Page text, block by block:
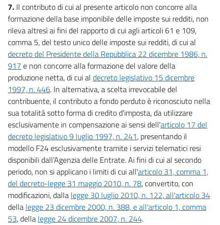
7. Il contributo di cui al presente articolo non concorre alla
formazione della base imponibile delle imposte sui redditi, non
rileva altresì ai fini del rapporto di cui agli articoli 61 e 109,
comma 5, del testo unico delle imposte sui redditi, di cui al
decreto del Presidente della Repubblica 22 dicembre 1986, n.
917 e non concorre alla formazione del valore della
produzione netta, di cui al decreto legislativo 15 dicembre
1997, n. 446. In alternativa, a scelta irrevocabile del
contribuente, il contributo a fondo perduto è riconosciuto nella
sua totalità sotto forma di credito d'imposta, da utilizzare
esclusivamente in compensazione ai sensi dell'articolo 17 del
decreto legislativo 9 luglio 1997, n. 241, presentando il
modello F24 esclusivamente tramite i servizi telematici resi
disponibili dall'Agenzia delle Entrate. Ai fini di cui al secondo
periodo, non si applicano i limiti di cui all'articolo 31, comma 1,
del decreto-legge 31 maggio 2010, n. 78, convertito, con
modificazioni, dalla legge 30 luglio 2010, n. 122, all'articolo 34
della legge 23 dicembre 2000, n. 388, e all'articolo 1, comma
53, della legge 24 dicembre 2007, n. 244.